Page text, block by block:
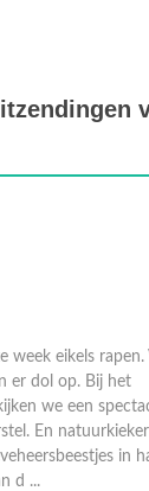
2017
komt in deze
een sfeervol
het
onze sterrenkok
maakt voor
kij ...